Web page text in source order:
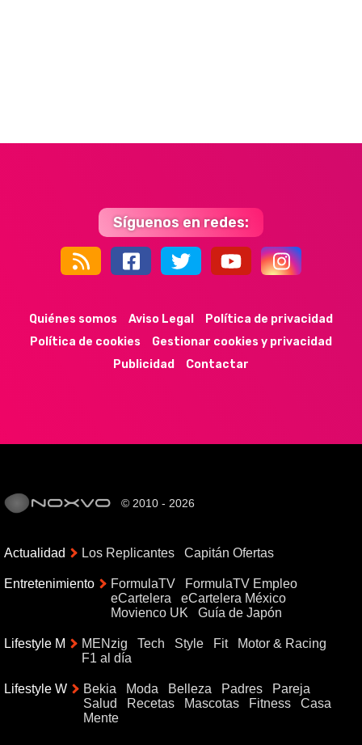
Síguenos en redes:
Quiénes somos Aviso Legal
Política de privacidad
Política de cookies
Gestionar cookies y privacidad
Publicidad
Contactar
© 2010 - 2026
Actualidad Los Replicantes Capitán Ofertas
Entretenimiento FormulaTV
FormulaTV Empleo
eCartelera
eCartelera México
Movienco UK
Guía de Japón
Lifestyle M MENzig Tech Style Fit
Motor & Racing
F1 al día
Lifestyle W Bekia Moda Belleza Padres
Pareja
Salud
Recetas Mascotas Fitness
Casa
Mente